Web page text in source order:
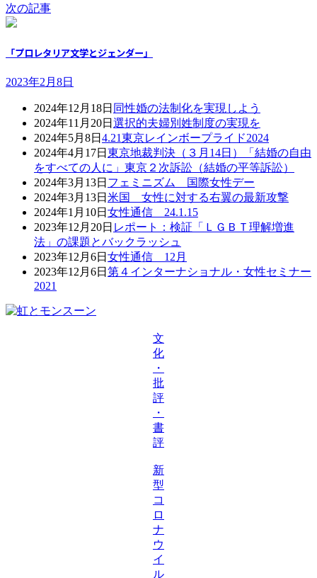
次の記事
「プロレタリア文学とジェンダー」
2023年2月8日
2024年12月18日 同性婚の法制化を実現しよう
2024年11月20日 選択的夫婦別姓制度の実現を
2024年5月8日 4.21東京レインボープライド2024
2024年4月17日 東京地裁判決（３月14日）「結婚の自由
をすべての人に」東京２次訴訟（結婚の平等訴訟）
2024年3月13日 フェミニズム 国際女性デー
2024年3月13日 米国 女性に対する右翼の最新攻撃
2024年1月10日 女性通信 24.1.15
2023年12月20日 レポート：検証「ＬＧＢＴ理解増進
法」の課題とバックラッシュ
2023年12月6日 女性通信 12月
2023年12月6日 第４インターナショナル・女性セミナー
2021
文
化
・
批
評
・
書
評
新
型
コ
ロ
ナ
ウ
イ
ル